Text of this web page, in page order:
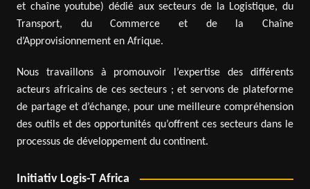
et chaîne youtube) dédié aux secteurs de la Logistique, du
Transport, du Commerce et de la Chaîne
d’Approvisionnement en Afrique.
Nous travaillons à promouvoir l’expertise des différents
acteurs africains de ces secteurs ; et servons de plateforme
de partage et d’échange, pour une meilleure compréhension
des outils et des opportunités qu’offrent ces secteurs dans le
processus de développement du continent.
Initiativ Logis-T Africa